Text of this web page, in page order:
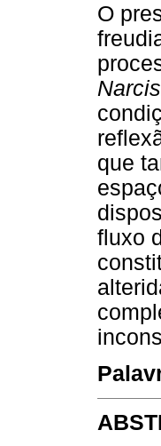
O
que
fluxo